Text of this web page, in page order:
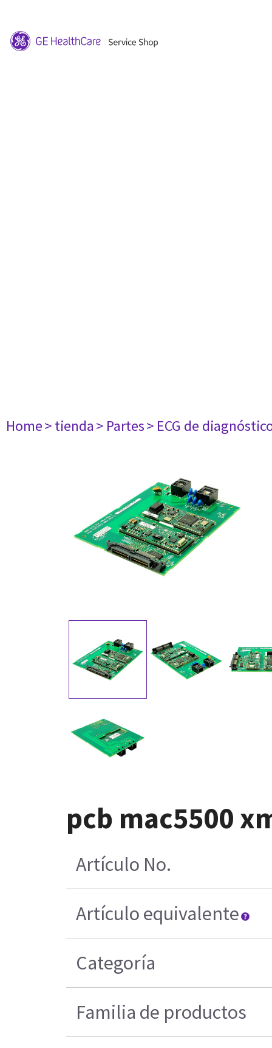
Home> tienda> Partes> ECG de
pcb mac5500
Artículo No.
Artículo equivalente
Categoría
Familia de productos